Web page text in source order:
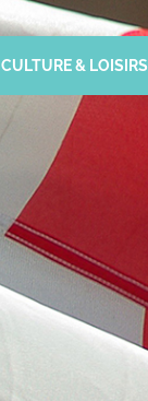
CULTURE & LOISIRS